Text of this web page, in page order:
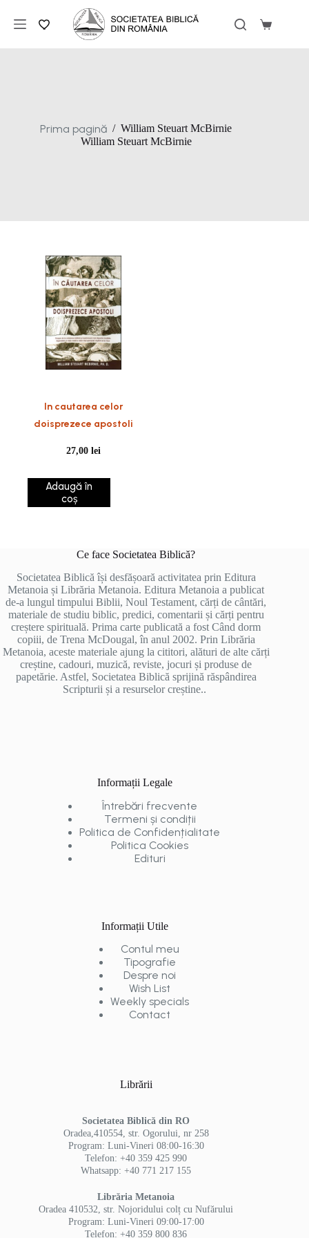
conținut
Coș
Prima pagină / William Steuart McBirnie
William Steuart McBirnie
In cautarea celor
doisprezece apostoli
27,00lei
Adaugă în
coș
Ce face Societatea Biblică?
Societatea Biblică își desfășoară activitatea prin Editura
Metanoia și Librăria Metanoia. Editura Metanoia a publicat
de-a lungul timpului Biblii, Noul Testament, cărți de cântări,
materiale de studiu biblic, predici, comentarii și cărți pentru
creștere spirituală. Prima carte publicată a fost Când dorm
copiii, de Trena McDougal, în anul 2002. Prin Librăria
Metanoia, aceste materiale ajung la cititori, alături de alte cărți
creștine, cadouri, muzică, reviste, jocuri și produse de
papetărie. Astfel, Societatea Biblică sprijină răspândirea
Scripturii și a resurselor creștine..
Informații Legale
Întrebări frecvente
Termeni și condiții
Politica de Confidențialitate
Politica Cookies
Edituri
Informații Utile
Contul meu
Tipografie
Despre noi
Wish List
Weekly specials
Contact
Librării
Societatea Biblică din RO
Oradea,410554, str. Ogorului, nr 258
Program: Luni-Vineri 08:00-16:30
Telefon: +40 359 425 990
Whatsapp: +40 771 217 155
Librăria Metanoia
Oradea 410532, str. Nojoridului colț cu Nufărului
Program: Luni-Vineri 09:00-17:00
Telefon: +40 359 800 836